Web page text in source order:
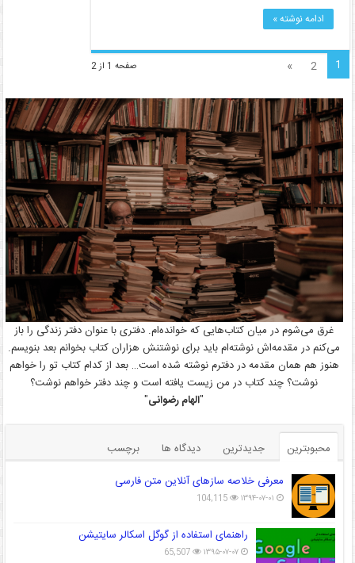
ادامه نوشته »
صفحه 1 از 2 1
2
»
غرق می‌شوم در میان کتاب‌هایی که خوانده‌ام. دفتری با عنوان دفتر زندگی را باز
می‌کنم در مقدمه‌اش نوشته‌ام باید برای نوشتنش هزاران کتاب بخوانم بعد بنویسم.
هنوز هم همان مقدمه در دفترم نوشته شده است… بعد از کدام کتاب تو را خواهم
نوشت؟ چند کتاب در من زیست یافته است و چند دفتر خواهم نوشت؟
"الهام رضوانی"
محبوبترین جدیدترین دیدگاه ها
برچسب
معرفی خلاصه سازهای آنلاین متن فارسی
۱۳۹۴-۰۷-۰۱ 104,115
راهنمای استفاده از گوگل اسکالر سایتیشن
۱۳۹۵-۰۷-۰۷ 65,507